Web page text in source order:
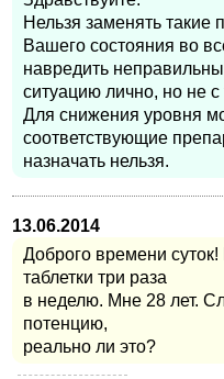
Нельзя заменять такие
Вашего состояния во
навредить
ситуацию лично, но не
Для снижения уровня
соответствующие
назначать нельзя.
13.06.2014
Доброго времени
таблетки три раза
в неделю. Мне 28 лет.
потенцию,
реально ли это?